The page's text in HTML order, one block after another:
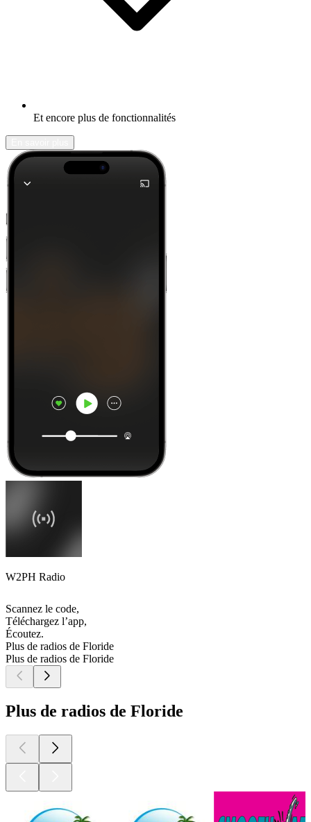
Et encore plus de fonctionnalités
W2PH Radio
Scannez le code,
Téléchargez l’app,
Écoutez.
Plus de radios de Floride
Plus de radios de Floride
Plus de radios de Floride